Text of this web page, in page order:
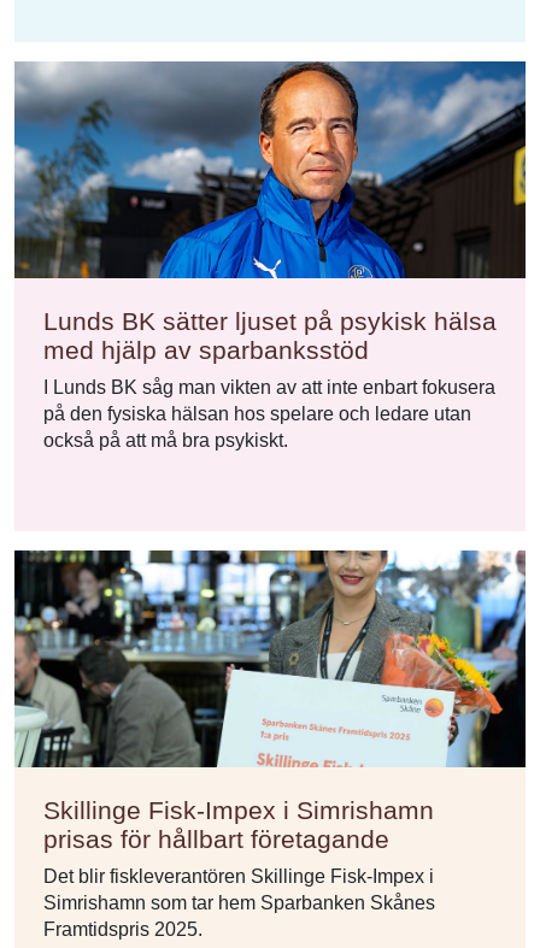
Lunds BK sätter ljuset på psykisk hälsa
med hjälp av sparbanksstöd
I Lunds BK såg man vikten av att inte enbart fokusera
på den fysiska hälsan hos spelare och ledare utan
också på att må bra psykiskt.
Skillinge Fisk-Impex i Simrishamn
prisas för hållbart företagande
Det blir fiskleverantören Skillinge Fisk-Impex i
Simrishamn som tar hem Sparbanken Skånes
Framtidspris 2025.